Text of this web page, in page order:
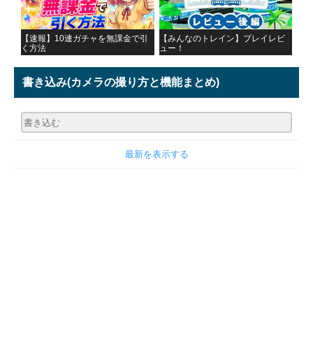
【速報】10連ガチャを無課金で引
く方法
【みんなのトレイン】プレイレビ
ュー！
書き込み(カメラの撮り方と機能まとめ)
最新を表示する